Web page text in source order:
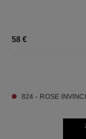
58 €
824 - ROSE